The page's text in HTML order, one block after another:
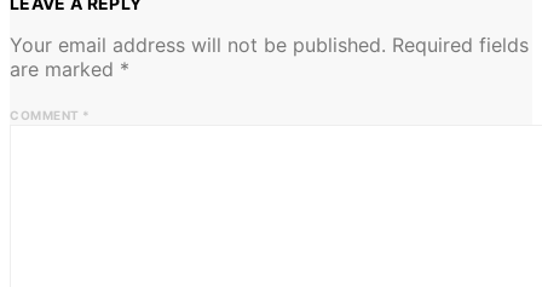
Your email address will not be published. Required fields
are marked *
COMMENT *